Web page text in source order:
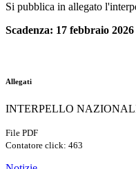
Si pubblica in allegato
Scadenza: 17 febbraio
Allegati
INTERPELLO
File PDF
Contatore click: 463